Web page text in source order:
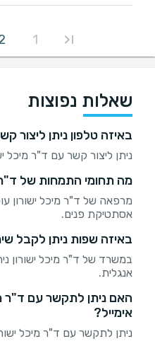
1
שאלות נפוצות
באיזה טלפון ניתן ליצור
ניתן ליצור קשר עם ד"ר מיכל ישורון
מה תחומי התמחות של ד"ר
מרפאה של ד"ר מיכל ישורון
אסתטיקת פנים.
באיזה שפות ניתן לקבל
במשרד של ד"ר מיכל ישורון
אנגלית.
האם ניתן לתקשר עם ד"ר
אימייל?
ניתן לתקשר עם ד"ר מיכל